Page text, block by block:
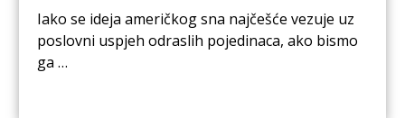
Iako se ideja američkog sna najčešće vezuje uz
poslovni uspjeh odraslih pojedinaca, ako bismo
ga …